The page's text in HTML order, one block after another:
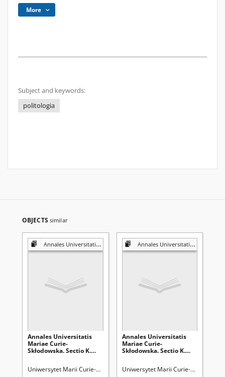
More
Subject and keywords:
politologia
OBJECTS similar
Annales Universitatis Mariae Curie-Skłodowska. Sectio K, Politologia
Annales Universitatis
Mariae Curie-
Skłodowska. Sectio K.
spis treści
Uniwersytet Marii Curie-Skłodowskiej (Lublin)
Annales Universitatis Mariae Curie-Skłodowska. Sectio K, Politologia
Annales Universitatis
Mariae Curie-
Skłodowska. Sectio K.
spis treści
Uniwersytet Marii Curie-